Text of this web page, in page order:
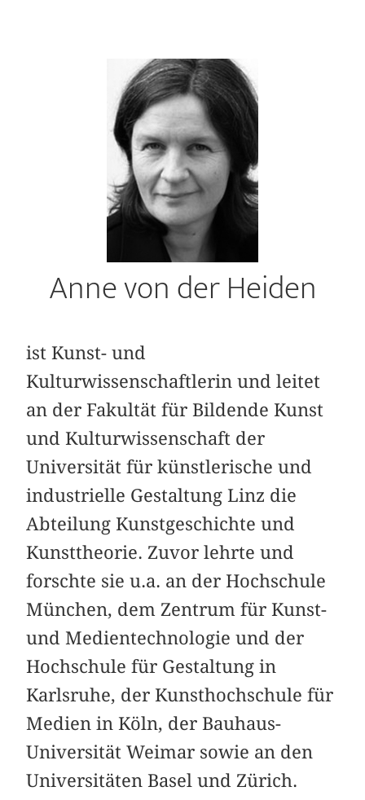
Anne von der Heiden
ist Kunst- und
Kulturwissenschaftlerin und leitet
an der Fakultät für Bildende Kunst
und Kulturwissenschaft der
Universität für künstlerische und
industrielle Gestaltung Linz die
Abteilung Kunstgeschichte und
Kunsttheorie. Zuvor lehrte und
forschte sie u.a. an der Hochschule
München, dem Zentrum für Kunst-
und Medientechnologie und der
Hochschule für Gestaltung in
Karlsruhe, der Kunsthochschule für
Medien in Köln, der Bauhaus-
Universität Weimar sowie an den
Universitäten Basel und Zürich.